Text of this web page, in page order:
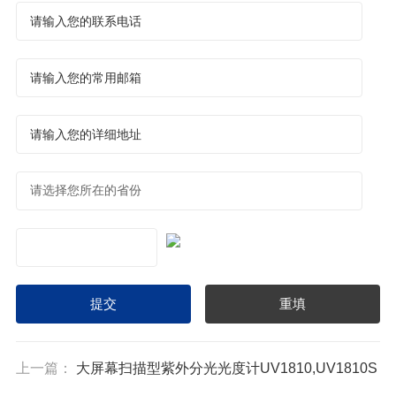
上一篇： 大屏幕扫描型紫外分光光度计UV1810,UV1810S